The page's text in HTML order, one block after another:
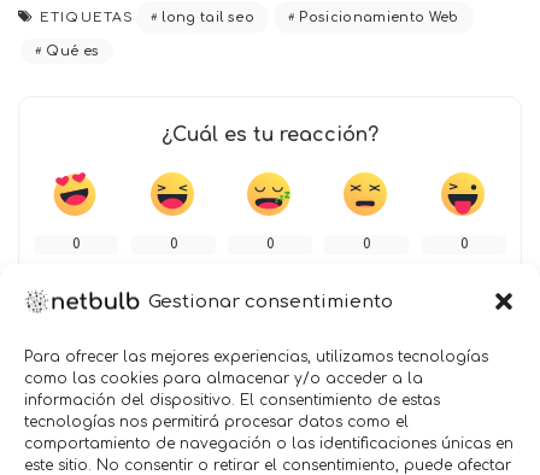
Gestionar consentimiento
Para ofrecer las mejores experiencias, utilizamos tecnologías
como las cookies para almacenar y/o acceder a la
información del dispositivo. El consentimiento de estas
tecnologías nos permitirá procesar datos como el
comportamiento de navegación o las identificaciones únicas en
este sitio. No consentir o retirar el consentimiento, puede afectar
ETIQUETAS long tail seo Posicionamiento Web
Qué es
¿Cuál es tu reacción?
0 0 0 0 0
Jorge Sánchez Mosquete
Ver más artículos